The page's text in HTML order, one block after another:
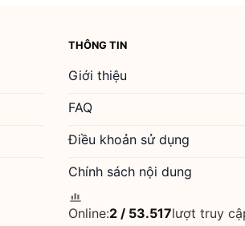
THÔNG TIN
Giới thiệu
FAQ
Điều khoản sử dụng
Chính sách nội dung
Online:2 / 53.517lượt truy